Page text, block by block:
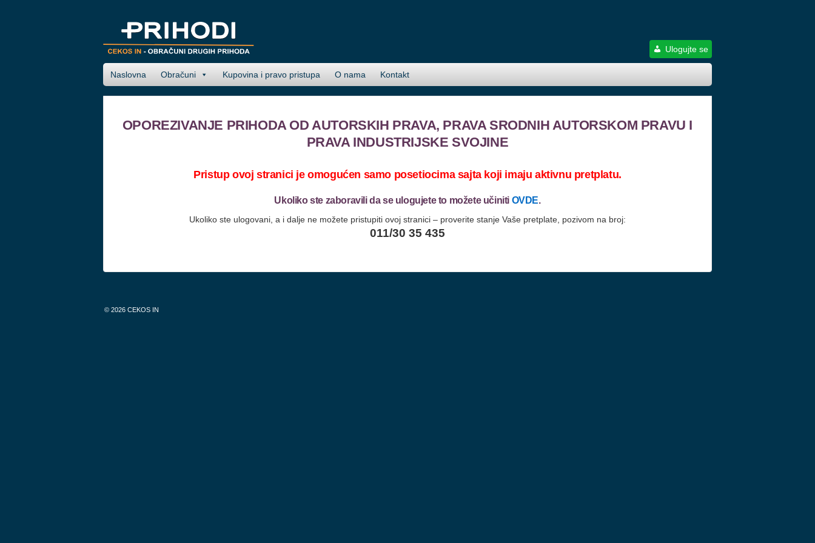
Ulogujte se
Naslovna Obračuni Kupovina i pravo pristupa O nama Kontakt
OPOREZIVANJE PRIHODA OD AUTORSKIH PRAVA, PRAVA SRODNIH AUTORSKOM PRAVU I
PRAVA INDUSTRIJSKE SVOJINE
Pristup ovoj stranici je omogućen samo posetiocima sajta koji imaju aktivnu pretplatu.
Ukoliko ste zaboravili da se ulogujete to možete učiniti OVDE.
Ukoliko ste ulogovani, a i dalje ne možete pristupiti ovoj stranici – proverite stanje Vaše pretplate, pozivom na broj:
011/30 35 435
© 2026 CEKOS IN